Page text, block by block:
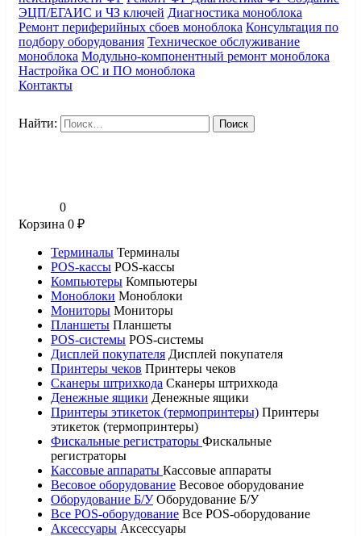
ЭЦП/ЕГАИС и ЧЗ ключей Диагностика моноблока
Ремонт периферийных сбоев моноблока Консультация по
подбору оборудования Техническое обслуживание
моноблока Модульно-компонентный ремонт моноблока
Настройка ОС и ПО моноблока
Контакты
Найти:
0
Корзина 0 ₽
Терминалы Терминалы
POS-кассы POS-кассы
Компьютеры Компьютеры
Моноблоки Моноблоки
Мониторы Мониторы
Планшеты Планшеты
POS-системы POS-системы
Дисплей покупателя Дисплей покупателя
Принтеры чеков Принтеры чеков
Сканеры штрихкода Сканеры штрихкода
Денежные ящики Денежные ящики
Принтеры этикеток (термопринтеры) Принтеры
этикеток (термопринтеры)
Фискальные регистраторы Фискальные
регистраторы
Кассовые аппараты Кассовые аппараты
Весовое оборудование Весовое оборудование
Оборудование Б/У Оборудование Б/У
Все POS-оборудование Все POS-оборудование
Аксессуары Аксессуары